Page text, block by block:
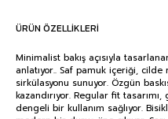
ÜRÜN ÖZELLIKLERI
Minimalist bakış açısıyla
anlatıyor.. Saf pamuk içeriği,
sirkülasyonu sunuyor. Özgün
kazandırıyor. Regular fit
dengeli bir kullanım sağlıyor.